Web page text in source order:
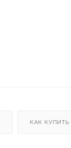
КАК КУПИТЬ